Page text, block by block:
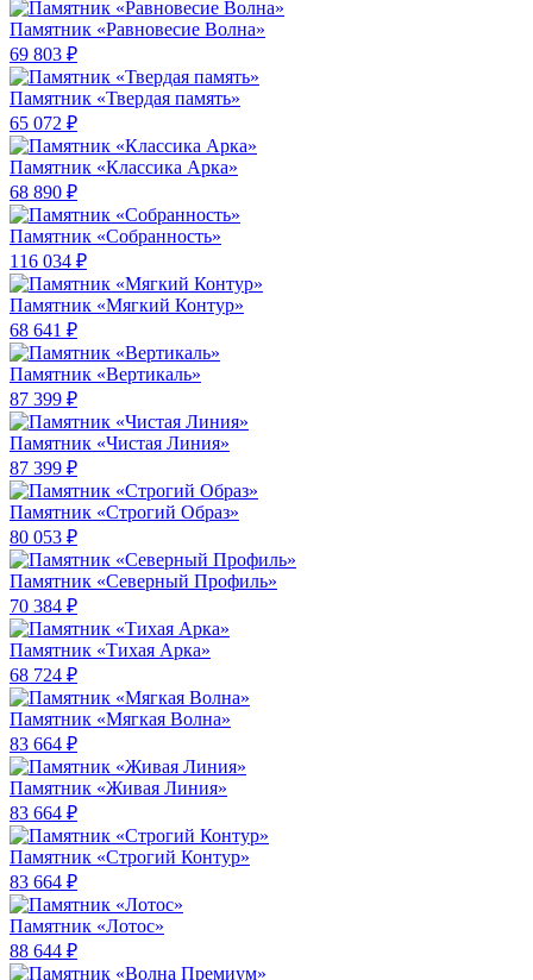
Памятник «Равновесие Волна»
69 803 ₽
Памятник «Твердая память»
65 072 ₽
Памятник «Классика Арка»
68 890 ₽
Памятник «Собранность»
116 034 ₽
Памятник «Мягкий Контур»
68 641 ₽
Памятник «Вертикаль»
87 399 ₽
Памятник «Чистая Линия»
87 399 ₽
Памятник «Строгий Образ»
80 053 ₽
Памятник «Северный Профиль»
70 384 ₽
Памятник «Тихая Арка»
68 724 ₽
Памятник «Мягкая Волна»
83 664 ₽
Памятник «Живая Линия»
83 664 ₽
Памятник «Строгий Контур»
83 664 ₽
Памятник «Лотос»
88 644 ₽